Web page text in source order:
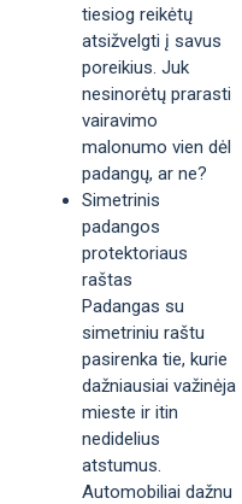
tiesiog reikėtų
atsižvelgti į savus
poreikius. Juk
nesinorėtų prarasti
vairavimo
malonumo vien dėl
padangų, ar ne?
Simetrinis
padangos
protektoriaus
raštas
Padangas su
simetriniu raštu
pasirenka tie, kurie
dažniausiai važinėja
mieste ir itin
nedidelius
atstumus.
Automobiliai dažnu